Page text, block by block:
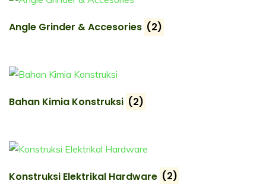
Angle Grinder & Accesories (2)
Bahan Kimia Konstruksi (2)
Konstruksi Elektrikal Hardware (2)